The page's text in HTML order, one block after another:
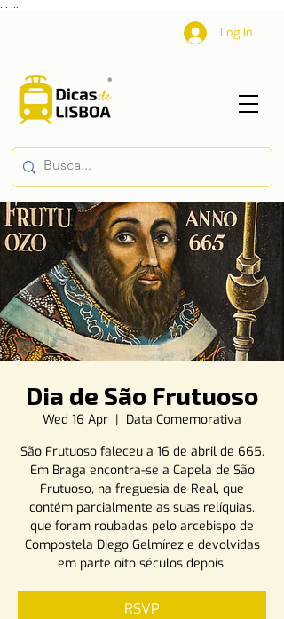
Log In
Dia de São Frutuoso
Wed 16 Apr
  |
Data Comemorativa
São Frutuoso faleceu a 16 de abril de 665.
Em Braga encontra-se a Capela de São
Frutuoso, na freguesia de Real, que
contém parcialmente as suas relíquias,
que foram roubadas pelo arcebispo de
Compostela Diego Gelmírez e devolvidas
em parte oito séculos depois.
RSVP